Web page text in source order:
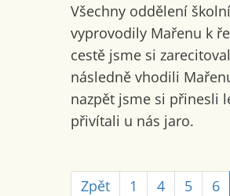
Všechny oddělení
vyprovodily Mařenu k
cestě jsme si
následně vhodili
nazpět jsme si přinesli
přivítali u nás jaro.
Zpět 1 4 5 6